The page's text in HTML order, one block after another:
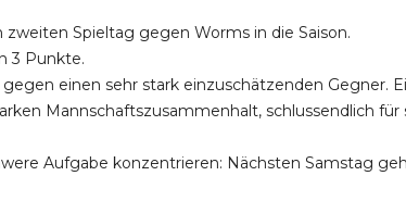
Spieltag gegen Worms in die Saison.
3 Punkte.
einen sehr stark einzuschätzenden Gegner.
Mannschaftszusammenhalt, schlussendlich für
Aufgabe konzentrieren: Nächsten Samstag